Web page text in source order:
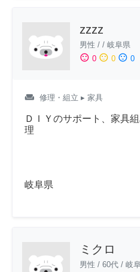
zzzz
男性 / / 岐阜県
sentiment_satisfied 0 sentiment_neutral 0 sentiment_dissatisfied 0
weekend 修理・組立 ▸ 家具
ＤＩＹのサポート、家具
理
岐阜県
ミクロ
男性 / 60代/ 岐